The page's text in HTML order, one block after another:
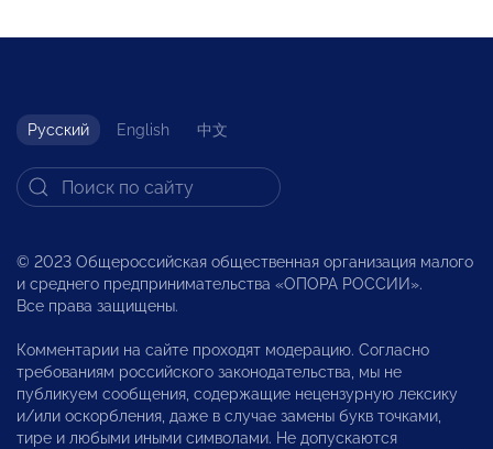
Русский English 中文
© 2023 Общероссийская общественная организация малого
и среднего предпринимательства «ОПОРА РОССИИ».
Все права защищены.
Комментарии на сайте проходят модерацию. Согласно
требованиям российского законодательства, мы не
публикуем сообщения, содержащие нецензурную лексику
и/или оскорбления, даже в случае замены букв точками,
тире и любыми иными символами. Не допускаются